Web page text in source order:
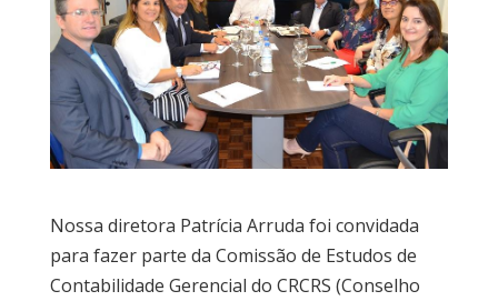
Nossa diretora Patrícia Arruda foi convidada
para fazer parte da Comissão de Estudos de
Contabilidade Gerencial do CRCRS (Conselho